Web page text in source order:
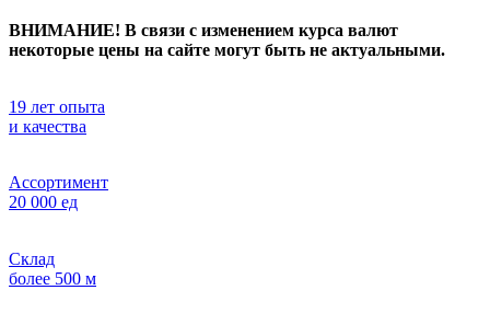
ВНИМАНИЕ! В связи с изменением курса валют
некоторые цены на сайте могут быть не актуальными.
19 лет опыта
и качества
Ассортимент
20 000 ед
Склад
более 500 м